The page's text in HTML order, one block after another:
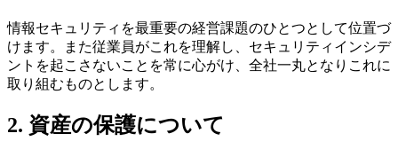
情報セキュリティを最重要の経営課題のひとつとして位置づ
けます。また従業員がこれを理解し、セキュリティインシデ
ントを起こさないことを常に心がけ、全社一丸となりこれに
取り組むものとします。
2. 資産の保護について